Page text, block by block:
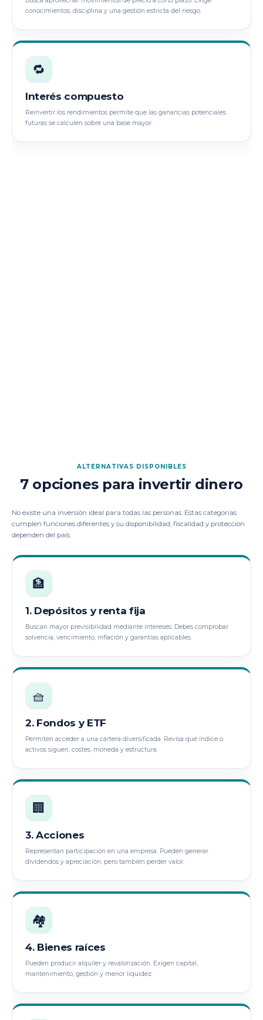
conocimientos, disciplina y una gestión estricta del riesgo.
🔁
Interés compuesto
Reinvertir los rendimientos permite que las ganancias potenciales
futuras se calculen sobre una base mayor.
ALTERNATIVAS DISPONIBLES
7 opciones para invertir dinero
No existe una inversión ideal para todas las personas. Estas categorías
cumplen funciones diferentes y su disponibilidad, fiscalidad y protección
dependen del país.
🏦
1. Depósitos y renta fija
Buscan mayor previsibilidad mediante intereses. Debes comprobar
solvencia, vencimiento, inflación y garantías aplicables.
🧺
2. Fondos y ETF
Permiten acceder a una cartera diversificada. Revisa qué índice o
activos siguen, costes, moneda y estructura.
🏢
3. Acciones
Representan participación en una empresa. Pueden generar
dividendos y apreciación, pero también perder valor.
🏘️
4. Bienes raíces
Pueden producir alquiler y revalorización. Exigen capital,
mantenimiento, gestión y menor liquidez.